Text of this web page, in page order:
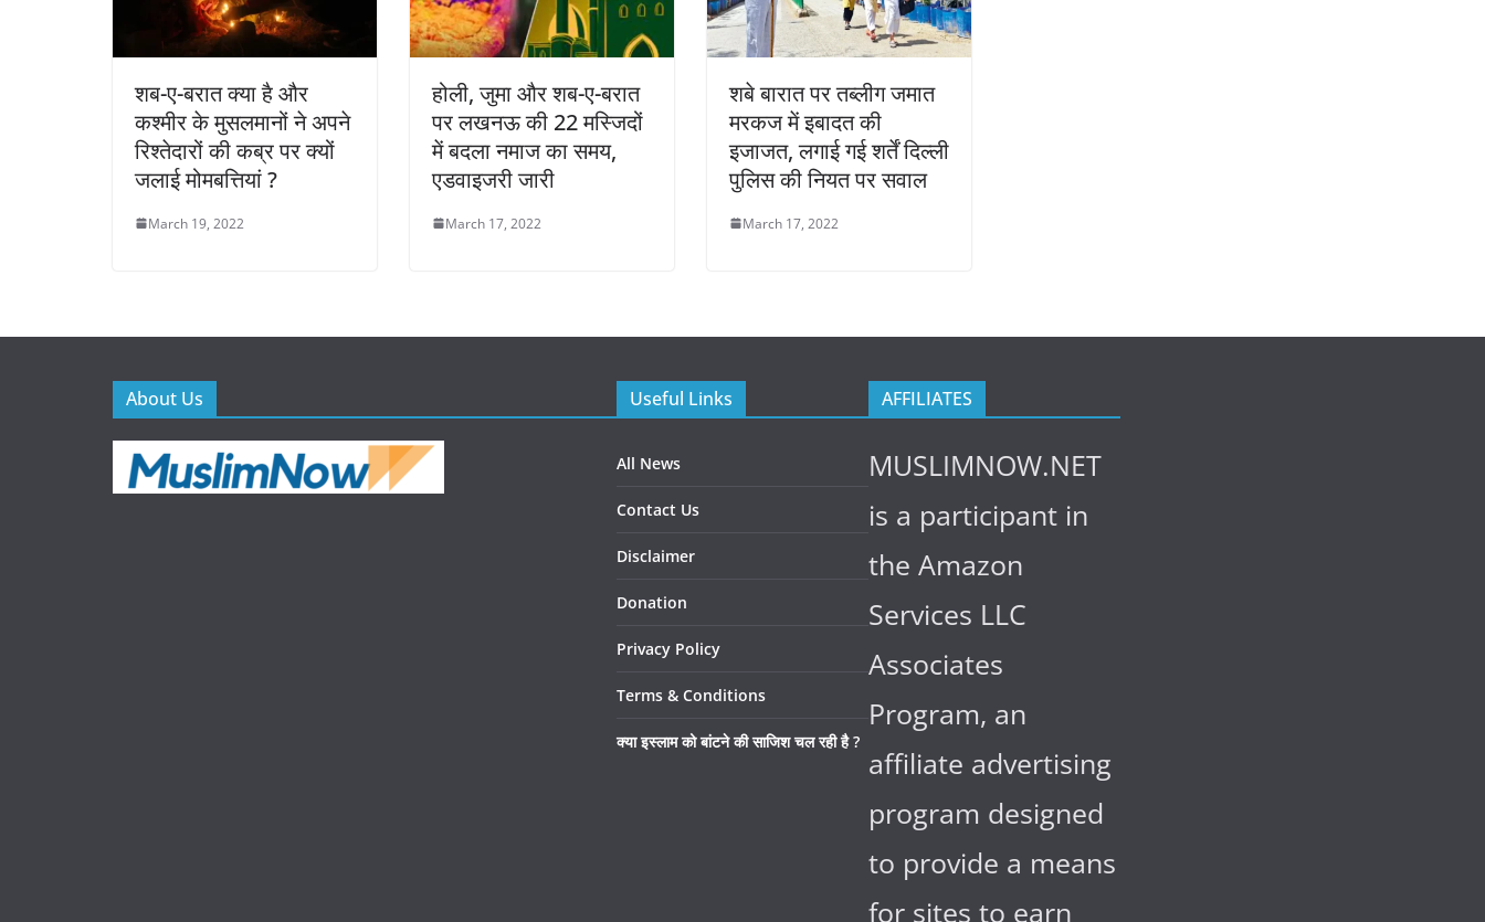
शब-ए-बरात क्या है और
कश्मीर के मुसलमानों ने अपने
रिश्तेदारों की कब्र पर क्यों
जलाई मोमबत्तियां ?
March 19, 2022
होली, जुमा और शब-ए-बरात
पर लखनऊ की 22 मस्जिदों
में बदला नमाज का समय,
एडवाइजरी जारी
March 17, 2022
शबे बारात पर तब्लीग जमात
मरकज में इबादत की
इजाजत, लगाई गई शर्तें दिल्ली
पुलिस की नियत पर सवाल
March 17, 2022
About Us Useful Links
All News
Contact Us
Disclaimer
Donation
Privacy Policy
Terms & Conditions
क्या इस्लाम को बांटने की साजिश चल रही है ?
AFFILIATES
MUSLIMNOW.NET
is a participant in
the Amazon
Services LLC
Associates
Program, an
affiliate advertising
program designed
to provide a means
for sites to earn